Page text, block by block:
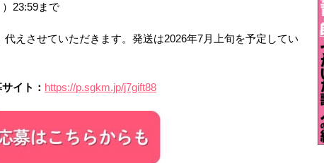
23:59まで
代えさせていただきます。発送は2026年7月上旬を予定してい
イト： https://p.sgkm.jp/j7gift88